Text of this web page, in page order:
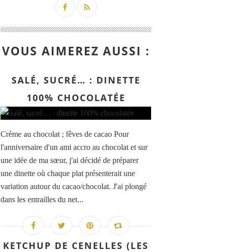
VOUS AIMEREZ AUSSI :
SALÉ, SUCRÉ… : DINETTE
100% CHOCOLATÉE
Crème au chocolat ; fêves de cacao Pour
l'anniversaire d'un ami accro au chocolat et sur
une idée de ma sœur, j'ai décidé de préparer
une dinette où chaque plat présenterait une
variation autour du cacao/chocolat. J'ai plongé
dans les entrailles du net...
KETCHUP DE CENELLES (LES